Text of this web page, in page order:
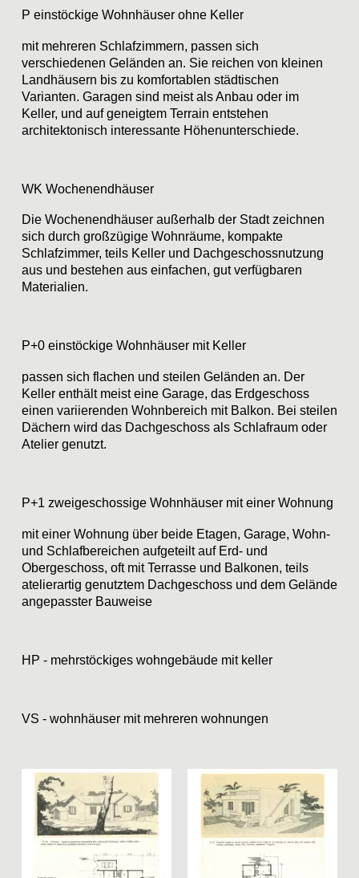
P einstöckige Wohnhäuser ohne Keller
mit mehreren Schlafzimmern, passen sich
verschiedenen Geländen an. Sie reichen von kleinen
Landhäusern bis zu komfortablen städtischen
Varianten. Garagen sind meist als Anbau oder im
Keller, und auf geneigtem Terrain entstehen
architektonisch interessante Höhenunterschiede.
WK Wochenendhäuser
Die Wochenendhäuser außerhalb der Stadt zeichnen
sich durch großzügige Wohnräume, kompakte
Schlafzimmer, teils Keller und Dachgeschossnutzung
aus und bestehen aus einfachen, gut verfügbaren
Materialien.
P+0 einstöckige Wohnhäuser mit Keller
passen sich flachen und steilen Geländen an. Der
Keller enthält meist eine Garage, das Erdgeschoss
einen variierenden Wohnbereich mit Balkon. Bei steilen
Dächern wird das Dachgeschoss als Schlafraum oder
Atelier genutzt.
P+1 zweigeschossige Wohnhäuser mit einer Wohnung
mit einer Wohnung über beide Etagen, Garage, Wohn-
und Schlafbereichen aufgeteilt auf Erd- und
Obergeschoss, oft mit Terrasse und Balkonen, teils
atelierartig genutztem Dachgeschoss und dem Gelände
angepasster Bauweise
HP - mehrstöckiges wohngebäude mit keller
VS - wohnhäuser mit mehreren wohnungen